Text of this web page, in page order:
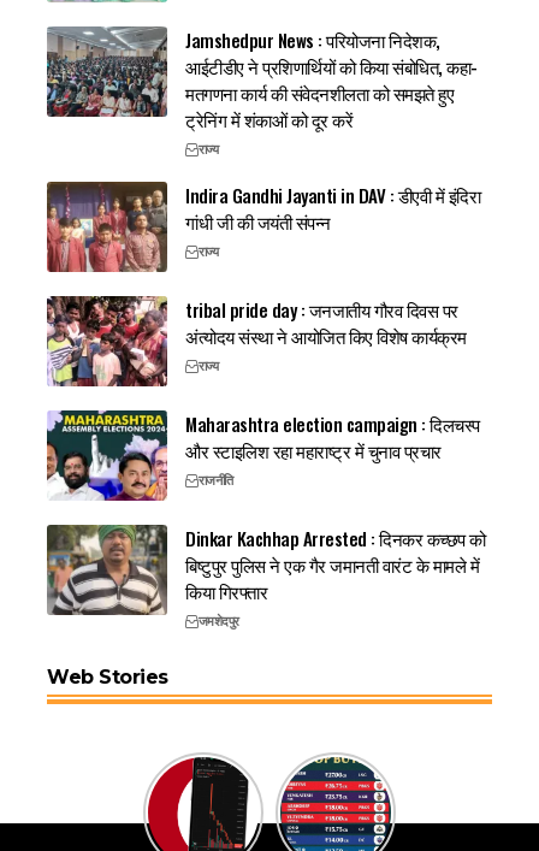
Jamshedpur News : परियोजना निदेशक,
आईटीडीए ने प्रशिणार्थियों को किया संबोधित, कहा-
मतगणना कार्य की संवेदनशीलता को समझते हुए
ट्रेनिंग में शंकाओं को दूर करें
राज्य
Indira Gandhi Jayanti in DAV : डीएवी में इंदिरा
गांधी जी की जयंती संपन्न
राज्य
tribal pride day : जनजातीय गौरव दिवस पर
अंत्योदय संस्था ने आयोजित किए विशेष कार्यक्रम
राज्य
Maharashtra election campaign : दिलचस्प
और स्टाइलिश रहा महाराष्ट्र में चुनाव प्रचार
राजनीति
Dinkar Kachhap Arrested : दिनकर कच्छप को
बिष्टुपुर पुलिस ने एक गैर जमानती वारंट के मामले में
किया गिरफ्तार
जमशेदपुर
Web Stories